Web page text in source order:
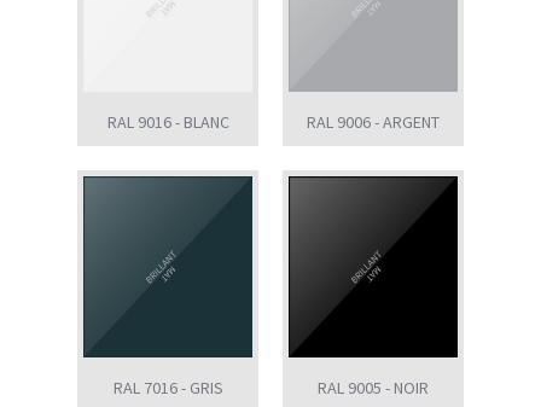
RAL 9016 - BLANC RAL 9006 - ARGENT
RAL 7016 - GRIS RAL 9005 - NOIR